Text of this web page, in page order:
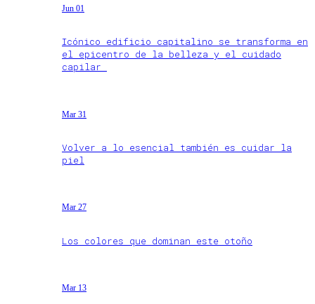
Jun 01
Icónico edificio capitalino se transforma en
el epicentro de la belleza y el cuidado
capilar
Mar 31
Volver a lo esencial también es cuidar la
piel
Mar 27
Los colores que dominan este otoño
Mar 13